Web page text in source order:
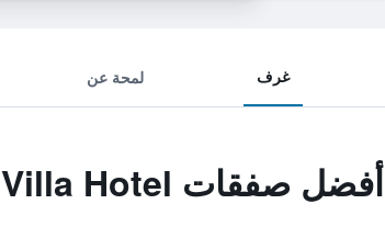
غرف لمحة عن
أفضل صفقات Puangpen Villa Hotel